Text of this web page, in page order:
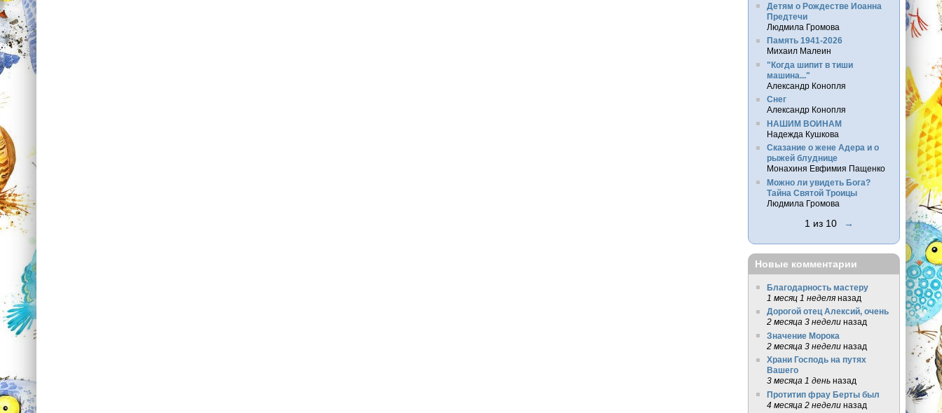
Детям о Рождестве Иоанна
Предтечи
Людмила Громова
Память 1941-2026
Михаил Малеин
"Когда шипит в тиши
машина..."
Александр Конопля
Снег
Александр Конопля
НАШИМ ВОИНАМ
Надежда Кушкова
Сказание о жене Адера и о
рыжей блуднице
Монахиня Евфимия Пащенко
Можно ли увидеть Бога?
Тайна Святой Троицы
Людмила Громова
1 из 10 →
Новые комментарии
Благодарность мастеру
1 месяц 1 неделяназад
Дорогой отец Алексий, очень
2 месяца 3 неделиназад
Значение Морока
2 месяца 3 неделиназад
Храни Господь на путях
Вашего
3 месяца 1 деньназад
Протитип фрау Берты был
4 месяца 2 неделиназад